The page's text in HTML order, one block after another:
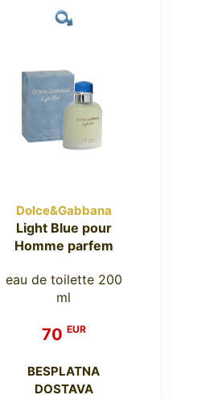
Dolce&Gabbana
Light Blue pour
Homme parfem
eau de toilette 200
ml
70 EUR
BESPLATNA
DOSTAVA